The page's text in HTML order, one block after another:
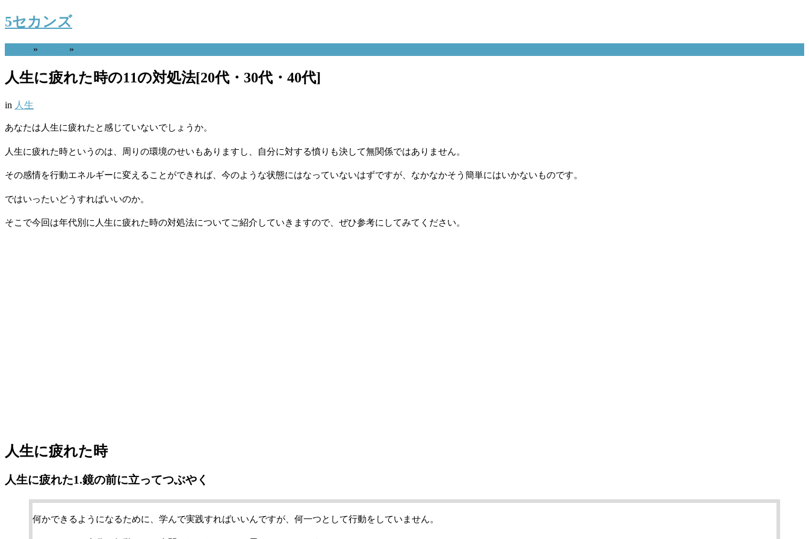
5セカンズ
» »
人生に疲れた時の11の対処法[20代・30代・40代]
in 人生
あなたは人生に疲れたと感じていないでしょうか。
人生に疲れた時というのは、周りの環境のせいもありますし、自分に対する憤りも決して無関係ではありません。
その感情を行動エネルギーに変えることができれば、今のような状態にはなっていないはずですが、なかなかそう簡単にはいかないものです。
ではいったいどうすればいいのか。
そこで今回は年代別に人生に疲れた時の対処法についてご紹介していきますので、ぜひ参考にしてみてください。
人生に疲れた時
人生に疲れた1.鏡の前に立ってつぶやく
何かできるようになるために、学んで実践すればいいんですが、何一つとして行動をしていません。